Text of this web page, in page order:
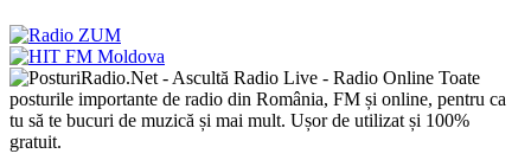
Toate
posturile importante de radio din România, FM și online, pentru ca
tu să te bucuri de muzică și mai mult. Ușor de utilizat și 100%
gratuit.